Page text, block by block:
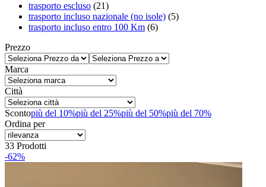
trasporto escluso (21)
trasporto incluso nazionale (no isole) (5)
trasporto incluso entro 100 Km (6)
Prezzo
Marca
Città
Scontopiù del 10%più del 25%più del 50%più del 70%
Ordina per
33 Prodotti
-62%